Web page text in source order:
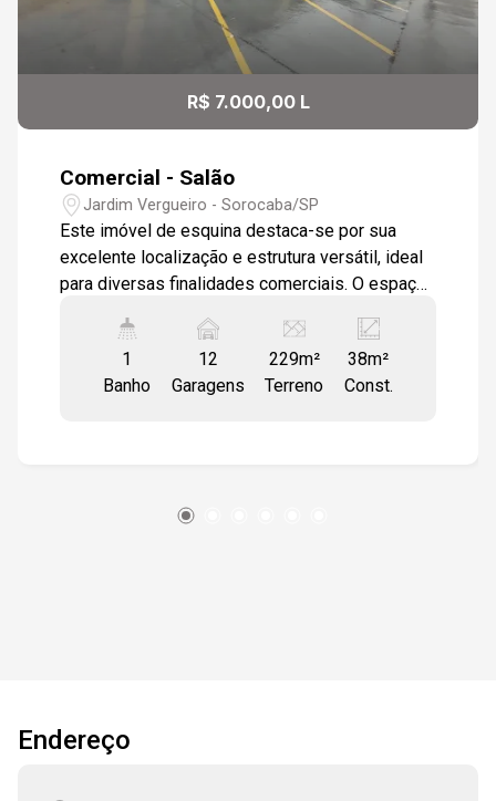
R$ 7.000,00 L
Comercial - Salão
Jardim Vergueiro - Sorocaba/SP
Este imóvel de esquina destaca-se por sua
excelente localização e estrutura versátil, ideal
para diversas finalidades comerciais. O espaço
para apoio e um banheiro bem distribuído. O
amplo estacionamento oferece 12 vagas
marcadas, garantindo conveniência para clientes
porta de vidro, protegida por uma grade, que alia
1
Banho
12
Garagens
229m²
Terreno
38m²
Const.
Endereço